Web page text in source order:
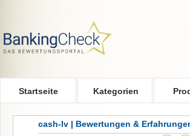
Startseite Kategorien
cash-lv | Bewertungen &